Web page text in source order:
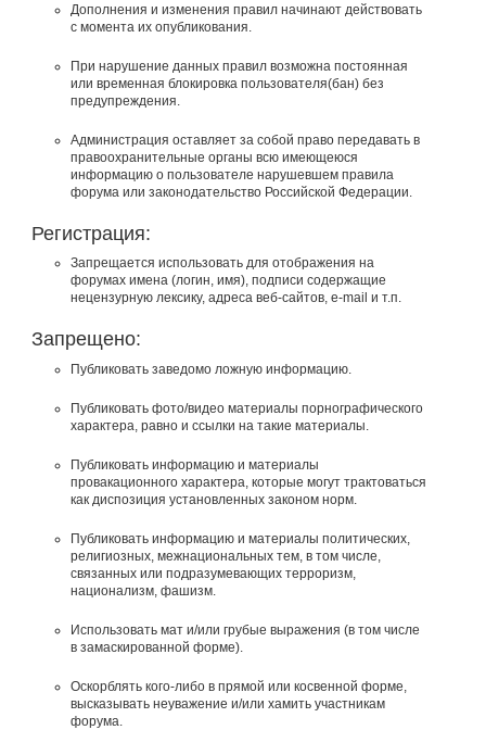
Дополнения и изменения правил начинают действовать
с момента их опубликования.
При нарушение данных правил возможна постоянная
или временная блокировка пользователя(бан) без
предупреждения.
Администрация оставляет за собой право передавать в
правоохранительные органы всю имеющеюся
информацию о пользователе нарушевшем правила
форума или законодательство Российской Федерации.
Регистрация:
Запрещается использовать для отображения на
форумах имена (логин, имя), подписи содержащие
нецензурную лексику, адреса веб-сайтов, e-mail и т.п.
Запрещено:
Публиковать заведомо ложнyю инфоpмацию.
Публиковать фото/видео материалы порнографического
характера, равно и ссылки на такие материалы.
Публиковать инфоpмацию и материалы
провакационного характера, которые могут трактоваться
как диспозиция установленных законом норм.
Публиковать информацию и материалы политических,
религиозных, межнациональных тем, в том числе,
связанных или подразумевающих терроризм,
национализм, фашизм.
Использовать мат и/или грубые выражения (в том числе
в замаскированной форме).
Оскорблять кого-либо в прямой или косвенной форме,
высказывать неуважение и/или хамить участникам
форума.